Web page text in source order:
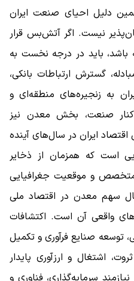
دلیل احیای صنعت ایران
نیست. اگر آتش‌بس قرار
باید در درجه نخست به
گسترش ارتباطات بانکی،
به زنجیره‌های منطقه‌ای و
صنعت، بخش معدن نیز
ایران در سال‌های آینده
است که همزمان از ذخایر
متخصص و موقعیت جغرافیایی
سهم معدن در اقتصاد ملی
واقعی آن است. اکتشافات
توسعه صنایع فرآوری و تکمیل
اشتغال و ارزآوری پایدار
سرمایه‌گذاری، فناوری و